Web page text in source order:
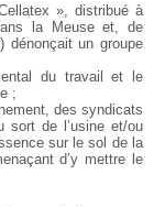
», distribué à
la Meuse et, de
un groupe
du travail et le
;
des syndicats
sort de l’usine et/ou
sur le sol de la
d’y mettre le